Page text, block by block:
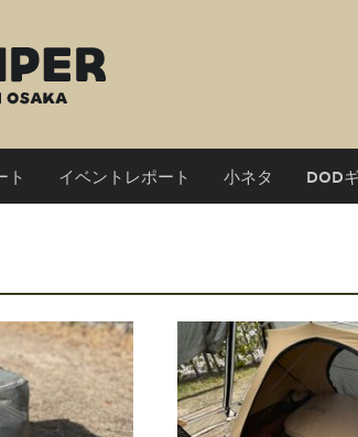
ト イベントレポート 小ネタ DOD